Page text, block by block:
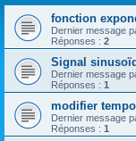
fonction
Dernier message
Réponses : 2
Signal
Dernier message
Réponses : 1
modifier
Dernier message
Réponses : 1